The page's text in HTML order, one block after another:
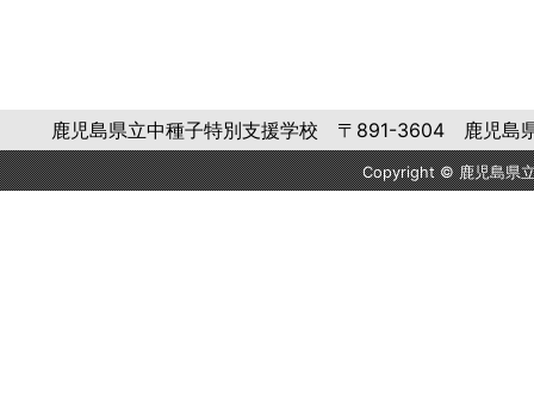
鹿児島県立中種子特別支援学校 〒891-3604 鹿児
Copyright © 鹿児島県